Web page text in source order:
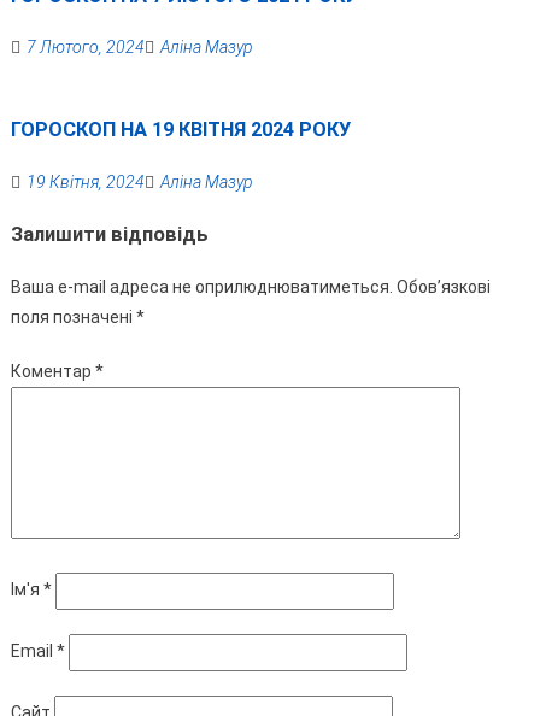
7 Лютого, 2024 Аліна Мазур
ГОРОСКОП НА 19 КВІТНЯ 2024 РОКУ
19 Квітня, 2024 Аліна Мазур
Залишити відповідь
Ваша e-mail адреса не оприлюднюватиметься. Обов’язкові
поля позначені *
Коментар *
Ім'я *
Email *
Сайт